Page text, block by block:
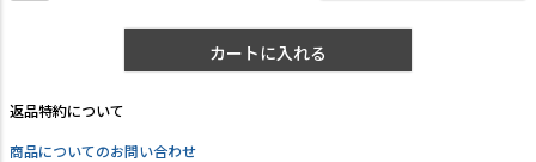
カートに入れる
返品特約について
商品についてのお問い合わせ